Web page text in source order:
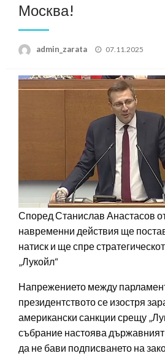
Москва!
admin_zarata
Posted
07.11.2025
Според Станислав Анастасов
навременни действия ще
натиск и ще спре
„Лукойл“
Напрежението между
президентството се изостря
американски санкции срещу
събрание настоява
да не бави подписването на